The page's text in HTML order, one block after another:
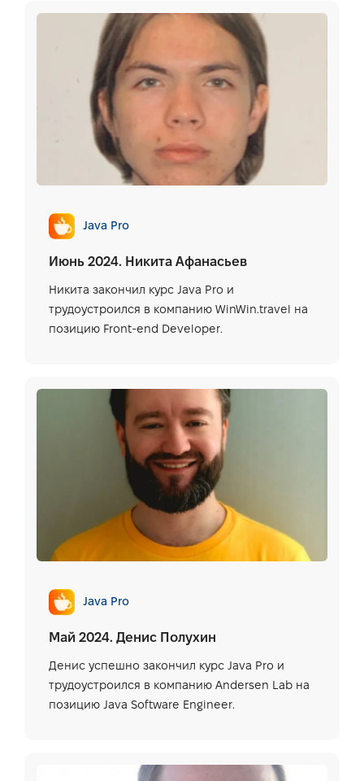
Java Pro
Июнь 2024. Никита Афанасьев
Никита закончил курс Java Pro и
трудоустроился в компанию WinWin.travel на
позицию Front-end Developer.
Java Pro
Май 2024. Денис Полухин
Денис успешно закончил курс Java Pro и
трудоустроился в компанию Andersen Lab на
позицию Java Software Engineer.